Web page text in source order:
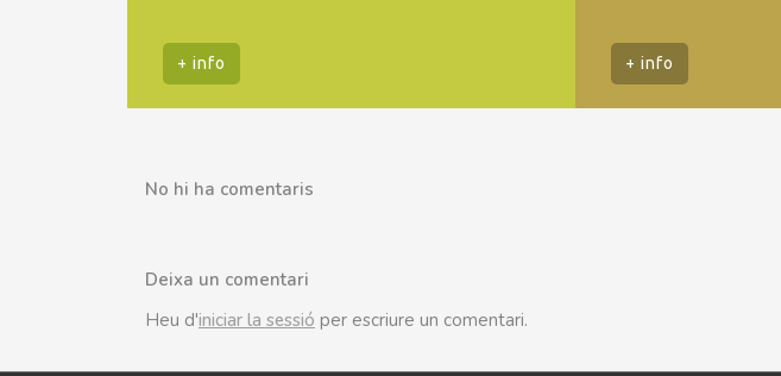
+ info + info
No hi ha comentaris
Deixa un comentari
Heu d'iniciar la sessió per escriure un comentari.